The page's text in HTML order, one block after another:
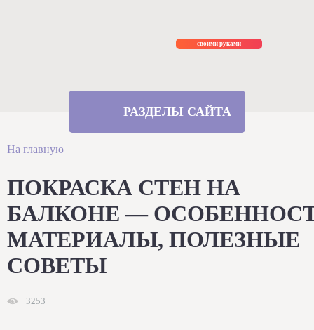
своими руками
РАЗДЕЛЫ САЙТА
На главную
ПОКРАСКА СТЕН НА
БАЛКОНЕ —
МАТЕРИАЛЫ, ПОЛЕЗНЫЕ
СОВЕТЫ
3253